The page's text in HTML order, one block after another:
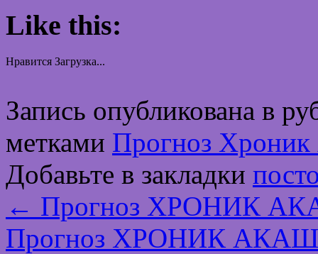
Like this:
Нравится Загрузка...
Запись опубликована в
метками Прогноз Хроник
Добавьте в закладки
← Прогноз ХРОНИК
Прогноз ХРОНИК